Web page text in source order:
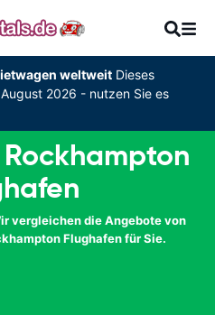
weltweitDieses
2026 - nutzen Sie es
vergleichen die Angebote von
Flughafen für Sie.